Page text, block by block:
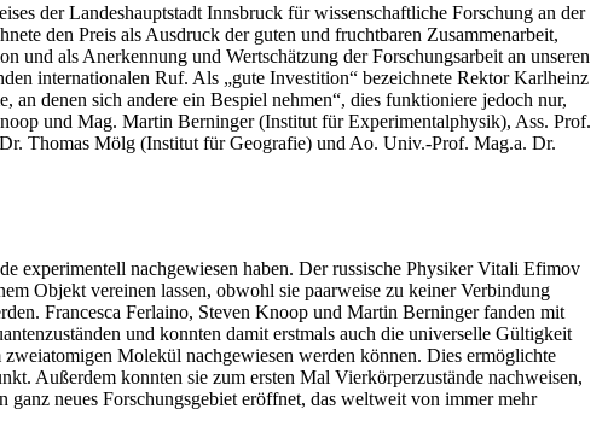
der Landeshauptstadt Innsbruck für wissenschaftliche Forschung an der
den Preis als Ausdruck der guten und fruchtbaren Zusammenarbeit,
als Anerkennung und Wertschätzung der Forschungsarbeit an unseren
internationalen Ruf. Als „gute Investition“ bezeichnete Rektor Karlheinz
denen sich andere ein Bespiel nehmen“, dies funktioniere jedoch nur,
und Mag. Martin Berninger (Institut für Experimentalphysik), Ass. Prof.
Thomas Mölg (Institut für Geografie) und Ao. Univ.-Prof. Mag.a. Dr.
experimentell nachgewiesen haben. Der russische Physiker Vitali Efimov
Objekt vereinen lassen, obwohl sie paarweise zu keiner Verbindung
Francesca Ferlaino, Steven Knoop und Martin Berninger fanden mit
und konnten damit erstmals auch die universelle Gültigkeit
Molekül nachgewiesen werden können. Dies ermöglichte
Außerdem konnten sie zum ersten Mal Vierkörperzustände nachweisen,
neues Forschungsgebiet eröffnet, das weltweit von immer mehr